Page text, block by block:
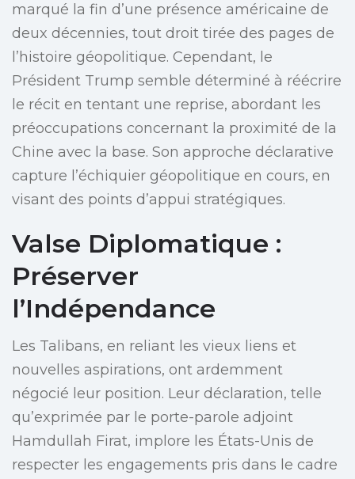
marqué la fin d’une présence américaine de
deux décennies, tout droit tirée des pages de
l’histoire géopolitique. Cependant, le
Président Trump semble déterminé à réécrire
le récit en tentant une reprise, abordant les
préoccupations concernant la proximité de la
Chine avec la base. Son approche déclarative
capture l’échiquier géopolitique en cours, en
visant des points d’appui stratégiques.
Valse Diplomatique :
Préserver
l’Indépendance
Les Talibans, en reliant les vieux liens et
nouvelles aspirations, ont ardemment
négocié leur position. Leur déclaration, telle
qu’exprimée par le porte-parole adjoint
Hamdullah Firat, implore les États-Unis de
respecter les engagements pris dans le cadre